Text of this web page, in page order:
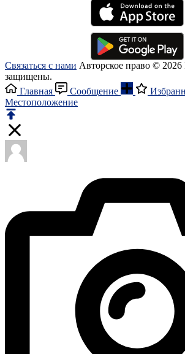
Связаться с нами Авторское право © 2026
защищены.
Главная
Сообщение
Местоположение